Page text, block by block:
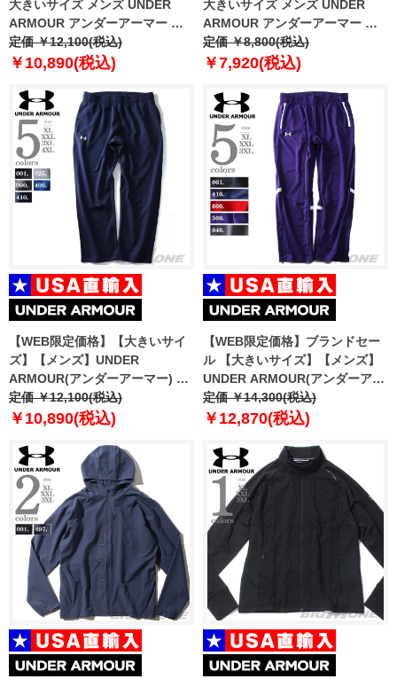
大きいサイズ メンズ UNDER
ARMOUR アンダーアーマー レ
ギンス ColdGear Leggings
USA直輸入 1366075
定価 ￥12,100(税込)
￥10,890(税込)
大きいサイズ メンズ UNDER
ARMOUR アンダーアーマー 長
袖 プリント Tシャツ ロックアッ
プ TECH2.0 PRINT LOCKUP
定価 ￥8,800(税込)
￥7,920(税込)
【WEB限定価格】【大きいサイ
ズ】【メンズ】UNDER
ARMOUR(アンダーアーマー) フ
リースパンツ【USA直輸入】
1300124
定価 ￥12,100(税込)
￥10,890(税込)
【WEB限定価格】ブランドセー
ル 【大きいサイズ】【メンズ】
UNDER ARMOUR(アンダーアー
マー) ウォームアップ パンツ
【USA直輸入】1270404
定価 ￥14,300(税込)
￥12,870(税込)